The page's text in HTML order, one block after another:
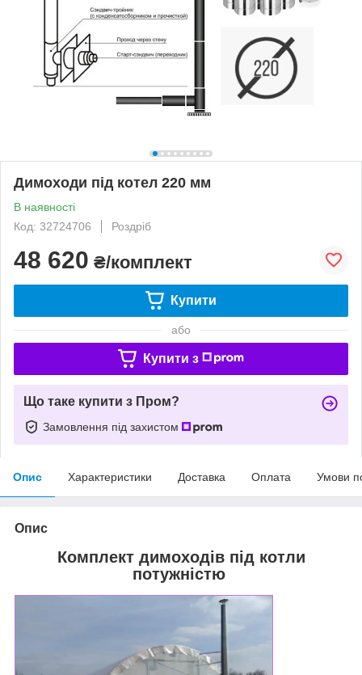
Димоходи під котел 220 мм
В наявності
Код: 32724706
Роздріб
48 620 ₴/комплект
Купити
або
Купити з
Що таке купити з Пром?
Замовлення під захистом
Опис Характеристики Доставка Оплата Умови
Опис
Комплект димоходів під котли
потужністю